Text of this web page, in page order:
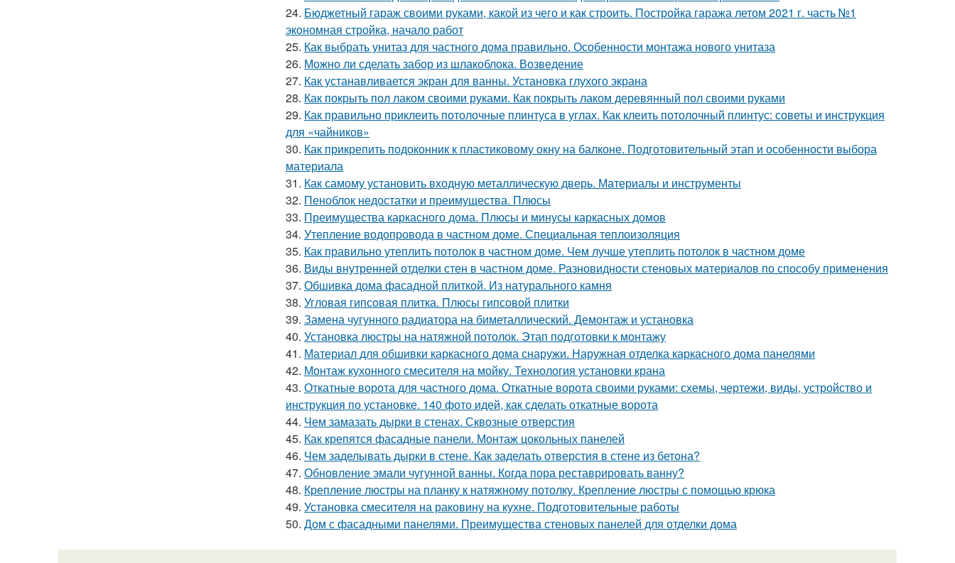
24. Бюджетный гараж своими руками, какой из чего и как строить. Постройка гаража летом 2021 г. часть №1
экономная стройка, начало работ
25. Как выбрать унитаз для частного дома правильно. Особенности монтажа нового унитаза
26. Можно ли сделать забор из шлакоблока. Возведение
27. Как устанавливается экран для ванны. Установка глухого экрана
28. Как покрыть пол лаком своими руками. Как покрыть лаком деревянный пол своими руками
29. Как правильно приклеить потолочные плинтуса в углах. Как клеить потолочный плинтус: советы и инструкция
для «чайников»
30. Как прикрепить подоконник к пластиковому окну на балконе. Подготовительный этап и особенности выбора
материала
31. Как самому установить входную металлическую дверь. Материалы и инструменты
32. Пеноблок недостатки и преимущества. Плюсы
33. Преимущества каркасного дома. Плюсы и минусы каркасных домов
34. Утепление водопровода в частном доме. Специальная теплоизоляция
35. Как правильно утеплить потолок в частном доме. Чем лучше утеплить потолок в частном доме
36. Виды внутренней отделки стен в частном доме. Разновидности стеновых материалов по способу применения
37. Обшивка дома фасадной плиткой. Из натурального камня
38. Угловая гипсовая плитка. Плюсы гипсовой плитки
39. Замена чугунного радиатора на биметаллический. Демонтаж и установка
40. Установка люстры на натяжной потолок. Этап подготовки к монтажу
41. Материал для обшивки каркасного дома снаружи. Наружная отделка каркасного дома панелями
42. Монтаж кухонного смесителя на мойку. Технология установки крана
43. Откатные ворота для частного дома. Откатные ворота своими руками: схемы, чертежи, виды, устройство и
инструкция по установке. 140 фото идей, как сделать откатные ворота
44. Чем замазать дырки в стенах. Сквозные отверстия
45. Как крепятся фасадные панели. Монтаж цокольных панелей
46. Чем заделывать дырки в стене. Как заделать отверстия в стене из бетона?
47. Обновление эмали чугунной ванны. Когда пора реставрировать ванну?
48. Крепление люстры на планку к натяжному потолку. Крепление люстры с помощью крюка
49. Установка смесителя на раковину на кухне. Подготовительные работы
50. Дом с фасадными панелями. Преимущества стеновых панелей для отделки дома